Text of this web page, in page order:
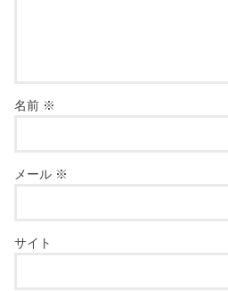
名前 ※
メール ※
サイト